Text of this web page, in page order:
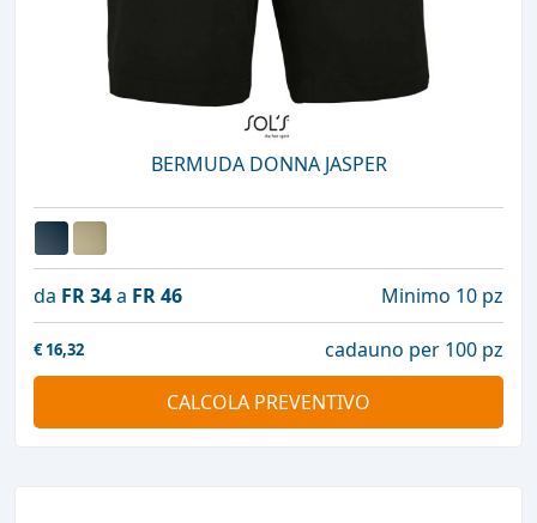
BERMUDA DONNA JASPER
da FR 34a FR 46 Minimo 10 pz
€ 16,32
cadauno per 100 pz
CALCOLA PREVENTIVO